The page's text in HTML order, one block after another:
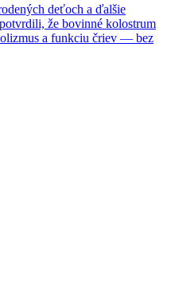
deťoch a ďalšie
že bovinné kolostrum
a funkciu čriev — bez